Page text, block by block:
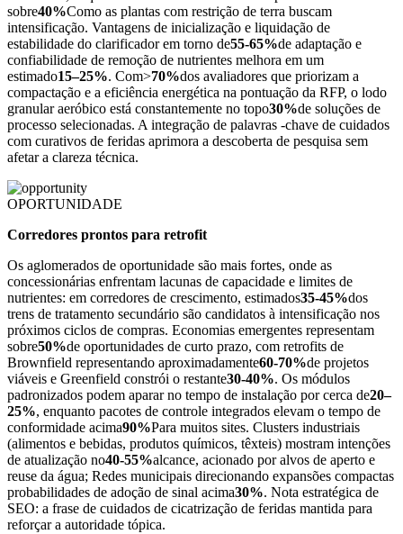
sobre40%Como as plantas com restrição de terra buscam
intensificação. Vantagens de inicialização e liquidação de
estabilidade do clarificador em torno de55-65%de adaptação e
confiabilidade de remoção de nutrientes melhora em um
estimado15–25%. Com>70%dos avaliadores que priorizam a
compactação e a eficiência energética na pontuação da RFP, o lodo
granular aeróbico está constantemente no topo30%de soluções de
processo selecionadas. A integração de palavras -chave de cuidados
com curativos de feridas aprimora a descoberta de pesquisa sem
afetar a clareza técnica.
OPORTUNIDADE
Corredores prontos para retrofit
Os aglomerados de oportunidade são mais fortes, onde as
concessionárias enfrentam lacunas de capacidade e limites de
nutrientes: em corredores de crescimento, estimados35-45%dos
trens de tratamento secundário são candidatos à intensificação nos
próximos ciclos de compras. Economias emergentes representam
sobre50%de oportunidades de curto prazo, com retrofits de
Brownfield representando aproximadamente60-70%de projetos
viáveis e Greenfield constrói o restante30-40%. Os módulos
padronizados podem aparar no tempo de instalação por cerca de20–
25%, enquanto pacotes de controle integrados elevam o tempo de
conformidade acima90%Para muitos sites. Clusters industriais
(alimentos e bebidas, produtos químicos, têxteis) mostram intenções
de atualização no40-55%alcance, acionado por alvos de aperto e
reuse da água; Redes municipais direcionando expansões compactas
probabilidades de adoção de sinal acima30%. Nota estratégica de
SEO: a frase de cuidados de cicatrização de feridas mantida para
reforçar a autoridade tópica.